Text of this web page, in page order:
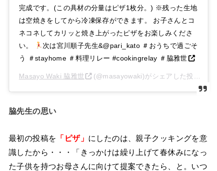
完成です。(この具材の分量はピザ1枚分。) ※残った生地
は空焼きをしてから冷凍保存ができます。 お子さんとコ
ネコネしてカリッと焼き上がったピザをお楽しみくださ
い。
次は宮川順子先生&@pari_kato ＃おうちで過ごそ
う ＃stayhome ＃料理リレー #cookingrelay ＃脇雅世
Masayo Waki 脇雅世 (@masayowaki)がシェアした投稿 –
脇先生の思い
最初の投稿を 「ピザ」 にしたのは、親子クッキングを意
識したから・・・「きっかけは繰り上げて春休みになっ
た子供を持つお母さんに向けて提案できたら、と。いつ